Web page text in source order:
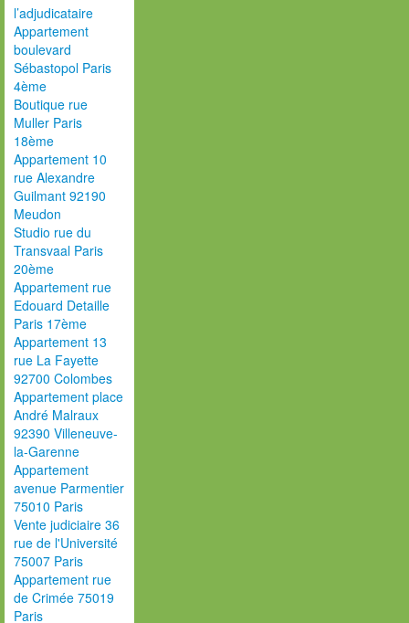
l’adjudicataire
Appartement
boulevard
Sébastopol Paris
4ème
Boutique rue
Muller Paris
18ème
Appartement 10
rue Alexandre
Guilmant 92190
Meudon
Studio rue du
Transvaal Paris
20ème
Appartement rue
Edouard Detaille
Paris 17ème
Appartement 13
rue La Fayette
92700 Colombes
Appartement place
André Malraux
92390 Villeneuve-
la-Garenne
Appartement
avenue Parmentier
75010 Paris
Vente judiciaire 36
rue de l'Université
75007 Paris
Appartement rue
de Crimée 75019
Paris